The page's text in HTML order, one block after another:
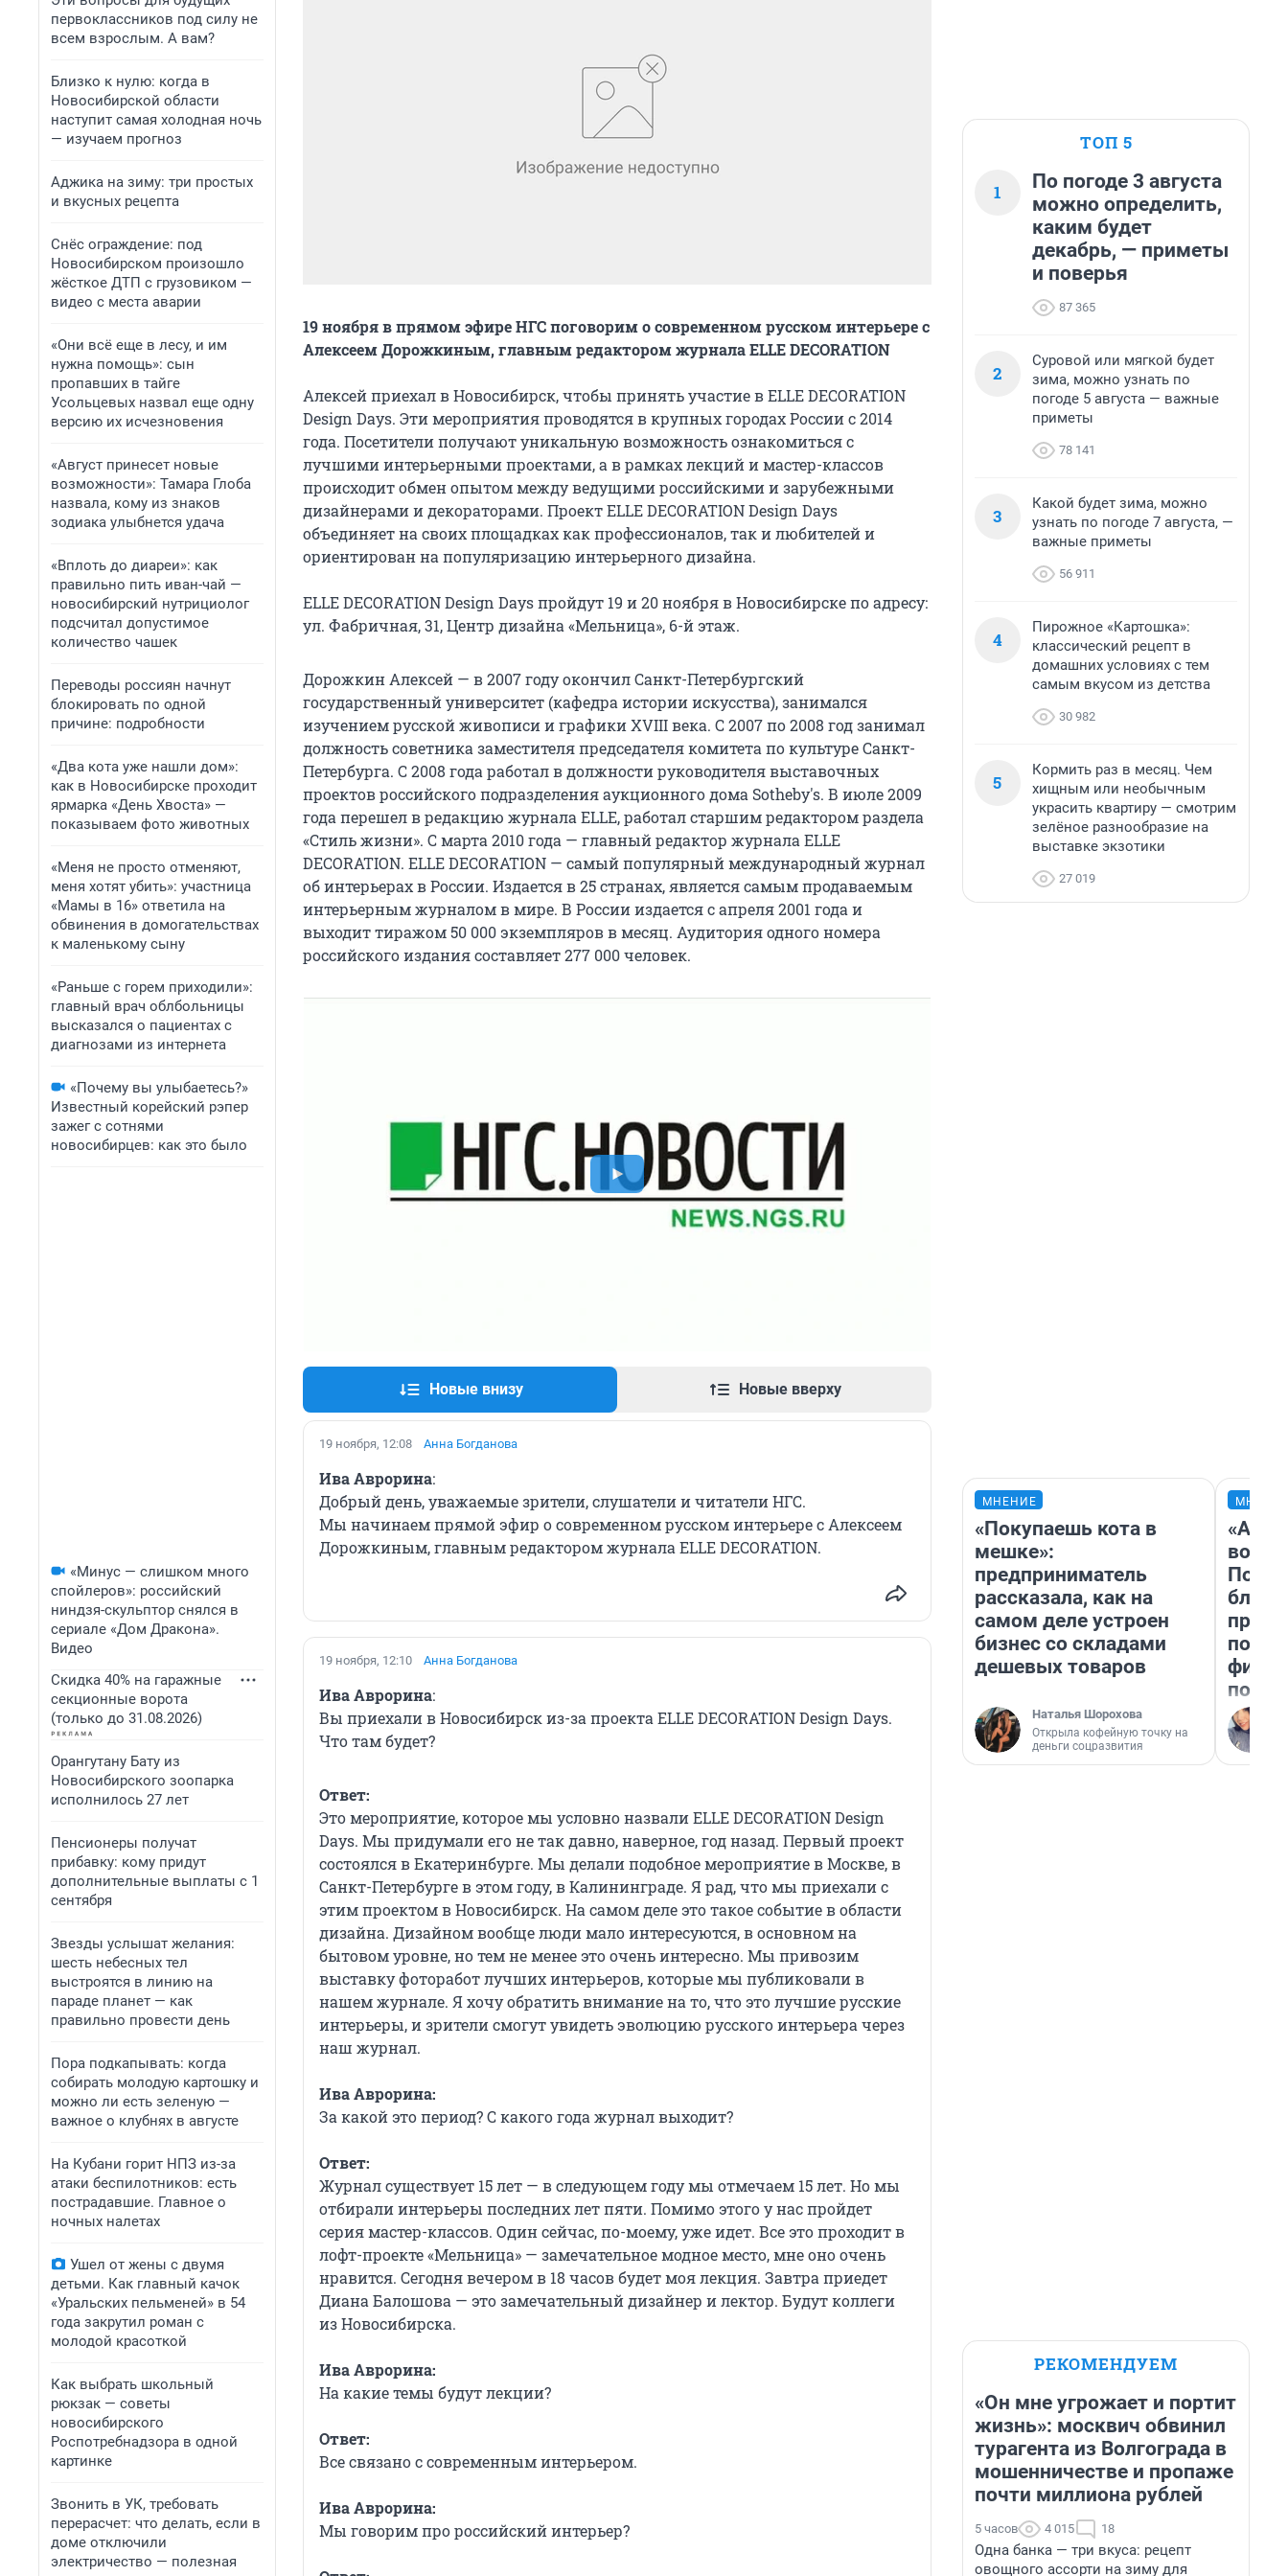
первоклассников под силу не
всем взрослым. А вам?
Близко к нулю: когда в
Новосибирской области
наступит самая холодная ночь
— изучаем прогноз
Аджика на зиму: три простых
и вкусных рецепта
Снёс ограждение: под
Новосибирском произошло
жёсткое ДТП с грузовиком —
видео с места аварии
«Они всё еще в лесу, и им
нужна помощь»: сын
пропавших в тайге
Усольцевых назвал еще одну
версию их исчезновения
«Август принесет новые
возможности»: Тамара Глоба
назвала, кому из знаков
зодиака улыбнется удача
«Вплоть до диареи»: как
правильно пить иван-чай —
новосибирский нутрициолог
подсчитал допустимое
количество чашек
Переводы россиян начнут
блокировать по одной
причине: подробности
«Два кота уже нашли дом»:
как в Новосибирске проходит
ярмарка «День Хвоста» —
показываем фото животных
«Меня не просто отменяют,
меня хотят убить»: участница
«Мамы в 16» ответила на
обвинения в домогательствах
к маленькому сыну
«Раньше с горем приходили»:
главный врач облбольницы
высказался о пациентах с
диагнозами из интернета
«Почему вы улыбаетесь?»
Известный корейский рэпер
зажег с сотнями
новосибирцев: как это было
«Минус — слишком много
спойлеров»: российский
ниндзя-скульптор снялся в
сериале «Дом Дракона».
Видео
Скидка 40% на гаражные
секционные ворота
(только до 31.08.2026)
Орангутану Бату из
Новосибирского зоопарка
исполнилось 27 лет
Пенсионеры получат
прибавку: кому придут
дополнительные выплаты с 1
сентября
Звезды услышат желания:
шесть небесных тел
выстроятся в линию на
параде планет — как
правильно провести день
Пора подкапывать: когда
собирать молодую картошку и
можно ли есть зеленую —
важное о клубнях в августе
На Кубани горит НПЗ из-за
атаки беспилотников: есть
пострадавшие. Главное о
ночных налетах
Ушел от жены с двумя
детьми. Как главный качок
«Уральских пельменей» в 54
года закрутил роман с
молодой красоткой
Как выбрать школьный
рюкзак — советы
новосибирского
Роспотребнадзора в одной
картинке
Звонить в УК, требовать
перерасчет: что делать, если в
доме отключили
электричество — полезная
19 ноября в прямом эфире НГС поговорим о современном русском интерьере с
Алексеем Дорожкиным, главным редактором журнала ELLE DECORATION
Алексей приехал в Новосибирск, чтобы принять участие в ELLE DECORATION
Design Days. Эти мероприятия проводятся в крупных городах России с 2014
года. Посетители получают уникальную возможность ознакомиться с
лучшими интерьерными проектами, а в рамках лекций и мастер-классов
происходит обмен опытом между ведущими российскими и зарубежными
дизайнерами и декораторами. Проект ELLE DECORATION Design Days
объединяет на своих площадках как профессионалов, так и любителей и
ориентирован на популяризацию интерьерного дизайна.
ELLE DECORATION Design Days пройдут 19 и 20 ноября в Новосибирске по адресу:
ул. Фабричная, 31, Центр дизайна «Мельница», 6-й этаж.
Дорожкин Алексей — в 2007 году окончил Санкт-Петербургский
государственный университет (кафедра истории искусства), занимался
изучением русской живописи и графики XVIII века. С 2007 по 2008 год занимал
должность советника заместителя председателя комитета по культуре Санкт-
Петербурга. С 2008 года работал в должности руководителя выставочных
проектов российского подразделения аукционного дома Sotheby's. В июле 2009
года перешел в редакцию журнала ELLE, работал старшим редактором раздела
«Стиль жизни». С марта 2010 года — главный редактор журнала ELLE
DECORATION. ELLE DECORATION — самый популярный международный журнал
об интерьерах в России. Издается в 25 странах, является самым продаваемым
интерьерным журналом в мире. В России издается с апреля 2001 года и
выходит тиражом 50 000 экземпляров в месяц. Аудитория одного номера
российского издания составляет 277 000 человек.
Новые внизу Новые вверху
19 ноября, 12:08 Анна Богданова
Ива Аврорина:
Добрый день, уважаемые зрители, слушатели и читатели НГС.
Мы начинаем прямой эфир о современном русском интерьере с Алексеем
Дорожкиным, главным редактором журнала ELLE DECORATION.
19 ноября, 12:10 Анна Богданова
Ива Аврорина:
Вы приехали в Новосибирск из-за проекта ELLE DECORATION Design Days.
Что там будет?
Ответ:
Это мероприятие, которое мы условно назвали ELLE DECORATION Design
Days. Мы придумали его не так давно, наверное, год назад. Первый проект
состоялся в Екатеринбурге. Мы делали подобное мероприятие в Москве, в
Санкт-Петербурге в этом году, в Калининграде. Я рад, что мы приехали с
этим проектом в Новосибирск. На самом деле это такое событие в области
дизайна. Дизайном вообще люди мало интересуются, в основном на
бытовом уровне, но тем не менее это очень интересно. Мы привозим
выставку фоторабот лучших интерьеров, которые мы публиковали в
нашем журнале. Я хочу обратить внимание на то, что это лучшие русские
интерьеры, и зрители смогут увидеть эволюцию русского интерьера через
наш журнал.
Ива Аврорина:
За какой это период? С какого года журнал выходит?
Ответ:
Журнал существует 15 лет — в следующем году мы отмечаем 15 лет. Но мы
отбирали интерьеры последних лет пяти. Помимо этого у нас пройдет
серия мастер-классов. Один сейчас, по-моему, уже идет. Все это проходит в
лофт-проекте «Мельница» — замечательное модное место, мне оно очень
нравится. Сегодня вечером в 18 часов будет моя лекция. Завтра приедет
Диана Балошова — это замечательный дизайнер и лектор. Будут коллеги
из Новосибирска.
Ива Аврорина:
На какие темы будут лекции?
Ответ:
Все связано с современным интерьером.
Ива Аврорина:
Мы говорим про российский интерьер?
ТОП 5
1
По погоде 3 августа
можно определить,
каким будет
декабрь, — приметы
и поверья
87 365
2
Суровой или мягкой будет
зима, можно узнать по
погоде 5 августа — важные
приметы
78 141
3
Какой будет зима, можно
узнать по погоде 7 августа, —
важные приметы
56 911
4
Пирожное «Картошка»:
классический рецепт в
домашних условиях с тем
самым вкусом из детства
30 982
5
Кормить раз в месяц. Чем
хищным или необычным
украсить квартиру — смотрим
зелёное разнообразие на
выставке экзотики
27 019
МНЕНИЕ
«Покупаешь кота в
мешке»:
предприниматель
рассказала, как на
самом деле устроен
бизнес со складами
дешевых товаров
Наталья Шорохова
Открыла кофейную точку на
деньги соцразвития
вот
РЕКОМЕНДУЕМ
«Он мне угрожает и портит
жизнь»: москвич обвинил
турагента из Волгограда в
мошенничестве и пропаже
почти миллиона рублей
5 часов 4 015 18
Одна банка — три вкуса: рецепт
овощного ассорти на зиму для